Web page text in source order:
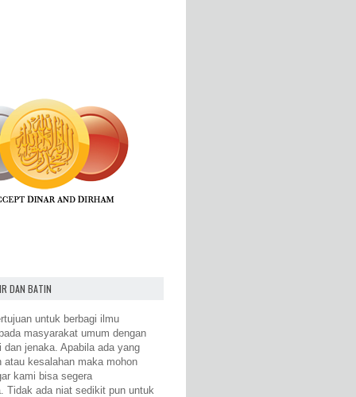
DAN BATIN
untuk berbagi ilmu
masyarakat umum dengan
dan jenaka. Apabila ada yang
atau kesalahan maka mohon
kami bisa segera
Tidak ada niat sedikit pun untuk